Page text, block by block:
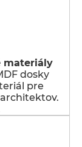
materiály
dosky
pre